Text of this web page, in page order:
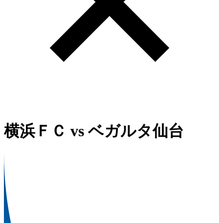
横浜ＦＣ vs ベガルタ仙台